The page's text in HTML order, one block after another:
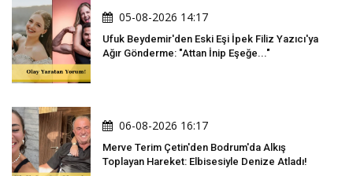
05-08-2026 14:17
Ufuk Beydemir'den Eski Eşi İpek Filiz Yazıcı'ya
Ağır Gönderme: "Attan İnip Eşeğe..."
06-08-2026 16:17
Merve Terim Çetin'den Bodrum'da Alkış
Toplayan Hareket: Elbisesiyle Denize Atladı!